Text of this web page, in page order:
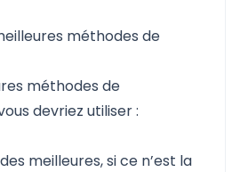
méthodes de
méthodes de
devriez utiliser :
meilleures, si ce n’est la